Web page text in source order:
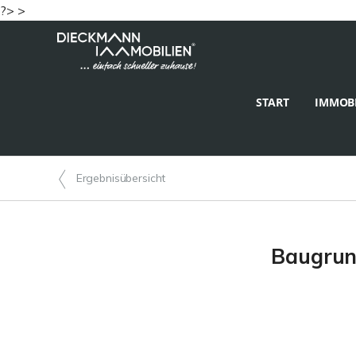
?> >
START
Ergebnisübersicht